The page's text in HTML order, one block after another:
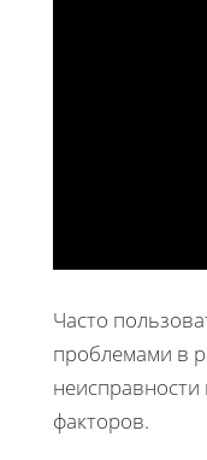
Часто
проблемами в
факторов.